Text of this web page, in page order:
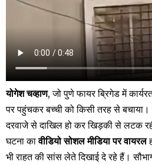
योगेश चव्हाण, जो पुणे फायर ब्रिगेड में
पर पहुंचकर बच्ची को किसी तरह से
दरवाजे से दाखिल हो कर खिड़की से लटक
घटना कावीडियो सोशल मीडिया पर वायरल
भी राहत की सांस लेते दिखाई दे रहे हैं।